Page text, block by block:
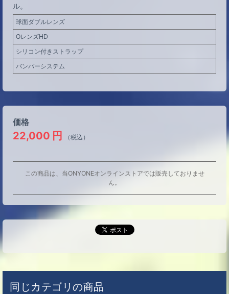
ル。
球面ダブルレンズ
OレンズHD
シリコン付きストラップ
バンパーシステム
価格
22,000 円 （税込）
この商品は、当ONYONEオンラインストアでは販売しておりませ
ん。
同じカテゴリの商品